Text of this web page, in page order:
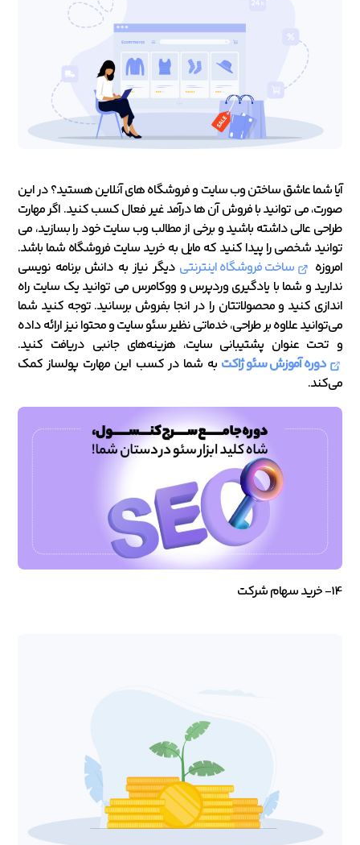
آیا شما عاشق ساختن وب سایت و فروشگاه های آنلاین هستید؟ در این
صورت، می توانید با فروش آن ها درآمد غیر فعال کسب کنید. اگر مهارت
طراحی عالی داشته باشید و برخی از مطالب وب سایت خود را بسازید، می
توانید شخصی را پیدا کنید که مایل به خرید سایت فروشگاه شما باشد.
امروزه
ساخت فروشگاه اینترنتی دیگر نیاز به دانش برنامه نویسی
ندارید و شما با یادگیری وردپرس و ووکامرس می توانید یک سایت راه
اندازی کنید و محصولاتتان را در انجا بفروش برسانید. توجه کنید شما
می‌توانید علاوه بر طراحی، خدماتی نظیر سئو سایت و محتوا نیز ارائه داده
و تحت عنوان پشتیبانی سایت، هزینه‌های جانبی دریافت کنید.
دوره آموزش سئو ژاکت به شما در کسب این مهارت پولساز کمک
می‌کند.
14- خرید سهام شرکت